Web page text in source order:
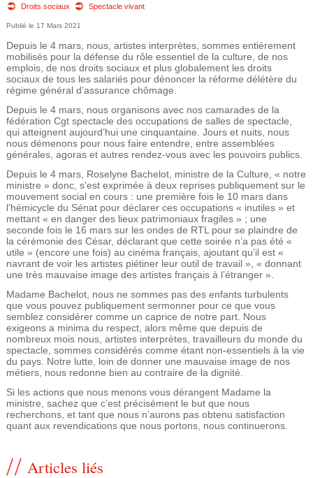
e
e
c
h
e
r
c
h
e
o
u
s
ê
t
e
s
i
c
i
Droits sociaux Spectacle vivant
17 Mars 2021
Depuis le 4 mars, nous, artistes interprètes, sommes entièrement
mobilisés pour la défense du rôle essentiel de la culture, de nos
emplois, de nos droits sociaux et plus globalement les droits
sociaux de tous les salariés pour dénoncer la réforme délétère du
régime général d’assurance chômage.
Depuis le 4 mars, nous organisons avec nos camarades de la
fédération Cgt spectacle des occupations de salles de spectacle,
qui atteignent aujourd’hui une cinquantaine. Jours et nuits, nous
nous démenons pour nous faire entendre, entre assemblées
générales, agoras et autres rendez-vous avec les pouvoirs publics.
Depuis le 4 mars, Roselyne Bachelot, ministre de la Culture, « notre
ministre » donc, s’est exprimée à deux reprises publiquement sur le
mouvement social en cours : une première fois le 10 mars dans
l’hémicycle du Sénat pour déclarer ces occupations « inutiles » et
mettant « en danger des lieux patrimoniaux fragiles » ; une
seconde fois le 16 mars sur les ondes de RTL pour se plaindre de
la cérémonie des César, déclarant que cette soirée n’a pas été «
utile » (encore une fois) au cinéma français, ajoutant qu’il est «
navrant de voir les artistes piétiner leur outil de travail », « donnant
une très mauvaise image des artistes français à l’étranger ».
Madame Bachelot, nous ne sommes pas des enfants turbulents
que vous pouvez publiquement sermonner pour ce que vous
semblez considérer comme un caprice de notre part. Nous
exigeons a minima du respect, alors même que depuis de
nombreux mois nous, artistes interprètes, travailleurs du monde du
spectacle, sommes considérés comme étant non-essentiels à la vie
du pays. Notre lutte, loin de donner une mauvaise image de nos
métiers, nous redonne bien au contraire de la dignité.
Si les actions que nous menons vous dérangent Madame la
ministre, sachez que c’est précisément le but que nous
recherchons, et tant que nous n’aurons pas obtenu satisfaction
quant aux revendications que nous portons, nous continuerons.
Articles liés